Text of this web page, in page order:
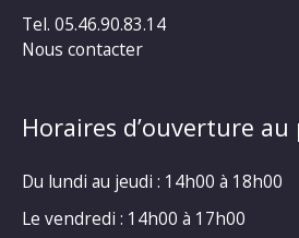
Tel. 05.46.90.83.14
Nous contacter
Horaires d’ouverture au
Du lundi au jeudi : 14h00 à 18h00
Le vendredi : 14h00 à 17h00